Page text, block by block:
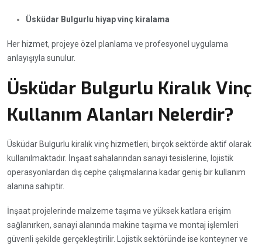
Üsküdar Bulgurlu hiyap vinç kiralama
Her hizmet, projeye özel planlama ve profesyonel uygulama
anlayışıyla sunulur.
Üsküdar Bulgurlu Kiralık Vinç
Kullanım Alanları Nelerdir?
Üsküdar Bulgurlu kiralık vinç hizmetleri, birçok sektörde aktif olarak
kullanılmaktadır. İnşaat sahalarından sanayi tesislerine, lojistik
operasyonlardan dış cephe çalışmalarına kadar geniş bir kullanım
alanına sahiptir.
İnşaat projelerinde malzeme taşıma ve yüksek katlara erişim
sağlanırken, sanayi alanında makine taşıma ve montaj işlemleri
güvenli şekilde gerçekleştirilir. Lojistik sektöründe ise konteyner ve